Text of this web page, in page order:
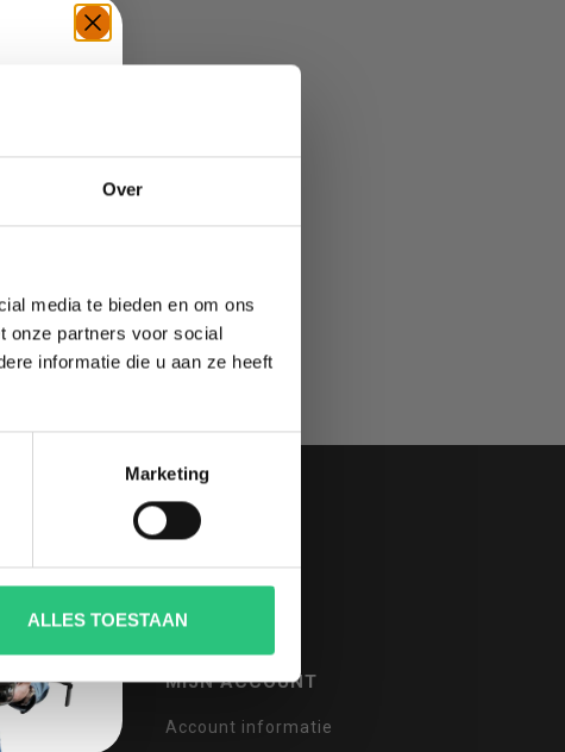
Over
media te bieden en om ons
onze partners voor social
informatie die u aan ze heeft
Marketing
ALLES TOESTAAN
MIJN ACCOUNT
Account informatie